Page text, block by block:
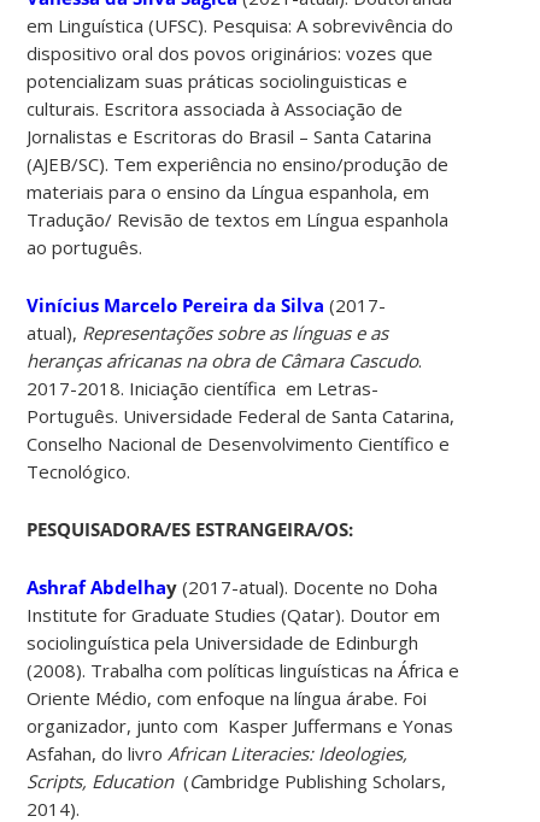
em Linguística (UFSC). Pesquisa: A sobrevivência do
dispositivo oral dos povos originários: vozes que
potencializam suas práticas sociolinguisticas e
culturais. Escritora associada à Associação de
Jornalistas e Escritoras do Brasil – Santa Catarina
(AJEB/SC). Tem experiência no ensino/produção de
materiais para o ensino da Língua espanhola, em
Tradução/ Revisão de textos em Língua espanhola
ao português.
Vinícius Marcelo Pereira da Silva (2017-
atual), Representações sobre as línguas e as
heranças africanas na obra de Câmara Cascudo.
2017-2018. Iniciação científica em Letras-
Português. Universidade Federal de Santa Catarina,
Conselho Nacional de Desenvolvimento Científico e
Tecnológico.
PESQUISADORA/ES ESTRANGEIRA/OS:
Ashraf Abdelhay(2017-atual). Docente no Doha
Institute for Graduate Studies (Qatar). Doutor em
sociolinguística pela Universidade de Edinburgh
(2008). Trabalha com políticas linguísticas na África e
Oriente Médio, com enfoque na língua árabe. Foi
organizador, junto com Kasper Juffermans e Yonas
Asfahan, do livro African Literacies: Ideologies,
Scripts, Education(Cambridge Publishing Scholars,
2014).